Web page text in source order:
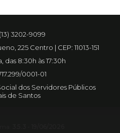
3202-9099
225 Centro | CEP: 11013-151
das 8:30h às 17:30h
0001-01
dos Servidores Públicos
de Santos